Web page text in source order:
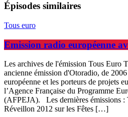
Épisodes similaires
Tous euro
Emission radio européenne
Les archives de l'émission Tous Euro
ancienne émission d'Otoradio, de
européenne et les porteurs de projets
l’Agence Française du Programme
(AFPEJA). Les dernières émissions
Réveillon 2012 sur les Fêtes […]